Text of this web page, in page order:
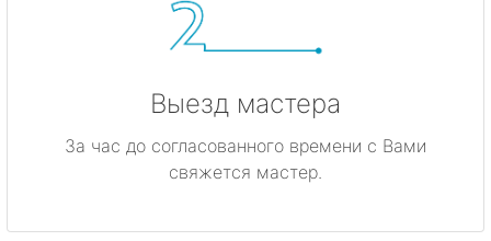
Выезд мастера
За час до согласованного времени с Вами
свяжется мастер.